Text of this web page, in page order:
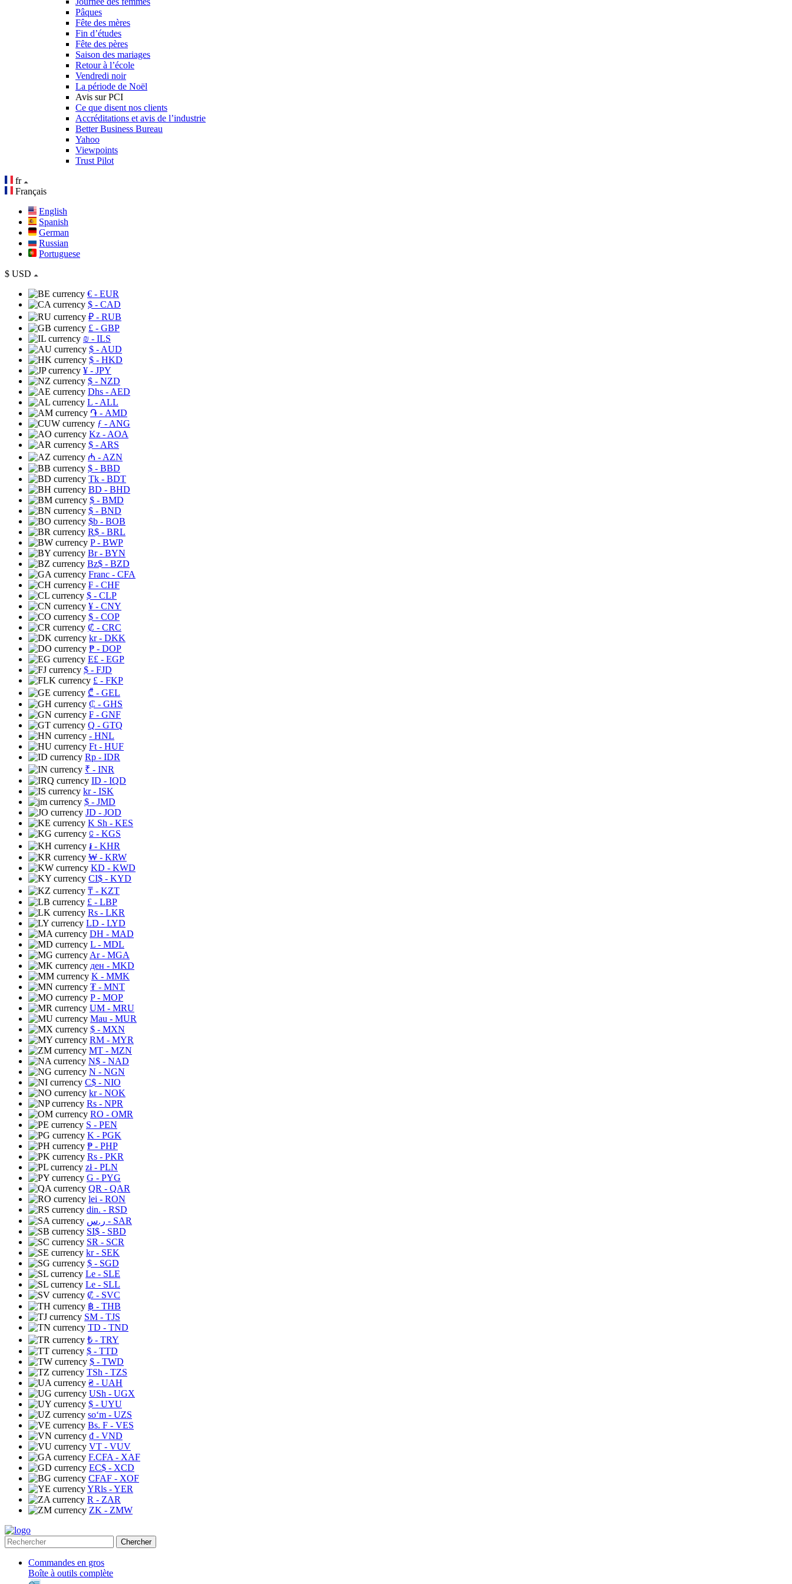
Pâques
Fête des mères
Fin d’études
Fête des pères
Saison des mariages
Retour à l’école
Vendredi noir
La période de Noël
Avis sur PCI
Ce que disent nos clients
Accréditations et avis de l’industrie
Better Business Bureau
Yahoo
Viewpoints
Trust Pilot
fr
Français
English
Spanish
German
Russian
Portuguese
$ USD
€ - EUR
$ - CAD
₽ - RUB
£ - GBP
₪ - ILS
$ - AUD
$ - HKD
¥ - JPY
$ - NZD
Dhs - AED
L - ALL
֏ - AMD
ƒ - ANG
Kz - AOA
$ - ARS
₼ - AZN
$ - BBD
Tk - BDT
BD - BHD
$ - BMD
$ - BND
$b - BOB
R$ - BRL
P- BWP
Br- BYN
Bz$ - BZD
Franc - CFA
₣ - CHF
$ - CLP
¥ - CNY
$ - COP
₡ - CRC
kr- DKK
₱ - DOP
E£ - EGP
$ - FJD
£ - FKP
₾ - GEL
₵ - GHS
₣ - GNF
Q - GTQ
- HNL
Ft - HUF
Rp - IDR
₹ - INR
ID - IQD
kr- ISK
$ - JMD
JD - JOD
K Sh - KES
⃀ - KGS
៛ - KHR
₩ - KRW
KD - KWD
CI$ - KYD
₸ - KZT
£ - LBP
Rs - LKR
LD - LYD
DH - MAD
L - MDL
Ar- MGA
ден - MKD
K - MMK
₮ - MNT
P- MOP
UM - MRU
Mau - MUR
$ - MXN
RM - MYR
MT - MZN
N$ - NAD
N - NGN
C$ - NIO
kr- NOK
Rs - NPR
RO - OMR
S - PEN
K - PGK
₱ - PHP
Rs - PKR
zł- PLN
G - PYG
QR - QAR
lei - RON
din. - RSD
ر.س - SAR
SI$ - SBD
SR - SCR
kr- SEK
$ - SGD
Le - SLE
Le - SLL
₡ - SVC
฿ - THB
ЅМ - TJS
TD - TND
₺ - TRY
$ - TTD
$ - TWD
TSh - TZS
₴ - UAH
USh - UGX
$ - UYU
soʻm - UZS
Bs. F - VES
₫ - VND
VT - VUV
F.CFA - XAF
EC$ - XCD
CFAF - XOF
YRls - YER
R - ZAR
ZK - ZMW
Chercher
Commandes en gros
Boîte à outils complète